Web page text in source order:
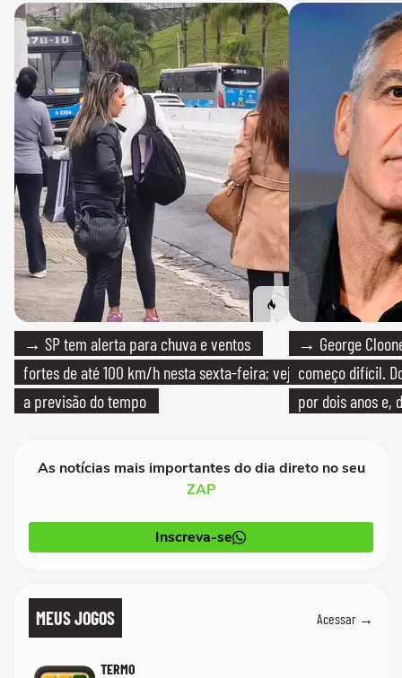
→ SP tem alerta para chuva e ventos
fortes de até 100 km/h nesta sexta-feira; veja
a previsão do tempo
→ George
começo difícil.
por dois anos e,
As notícias mais importantes do dia direto no seu
ZAP
Inscreva-se
MEUS JOGOS Acessar →
TERMO